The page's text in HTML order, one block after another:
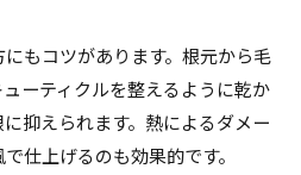
もコツがあります。根元から毛
ーティクルを整えるように乾か
抑えられます。熱によるダメー
仕上げるのも効果的です。